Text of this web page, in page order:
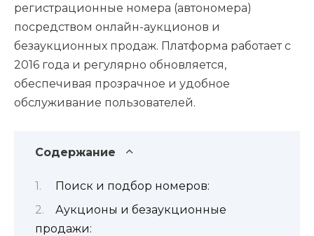
регистрационные номера (автономера)
посредством онлайн-аукционов и
безаукционных продаж. Платформа работает с
2016 года и регулярно обновляется,
обеспечивая прозрачное и удобное
обслуживание пользователей.
Содержание
Поиск и подбор номеров:
Аукционы и безаукционные
продажи: